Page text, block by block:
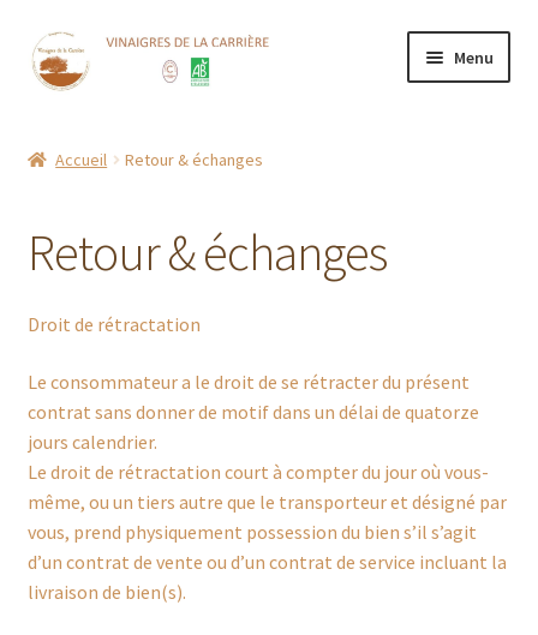
Aller
à
Aller
au
Menu
CGV
Contact
Mentions Légales
Mon compte
Nos points de vente
Nous trouver
Accueil Retour & échanges
Retour & échanges
Droit de rétractation
Le consommateur a le droit de se rétracter du présent
contrat sans donner de motif dans un délai de quatorze
jours calendrier.
Le droit de rétractation court à compter du jour où vous-
même, ou un tiers autre que le transporteur et désigné par
vous, prend physiquement possession du bien s’il s’agit
d’un contrat de vente ou d’un contrat de service incluant la
livraison de bien(s).